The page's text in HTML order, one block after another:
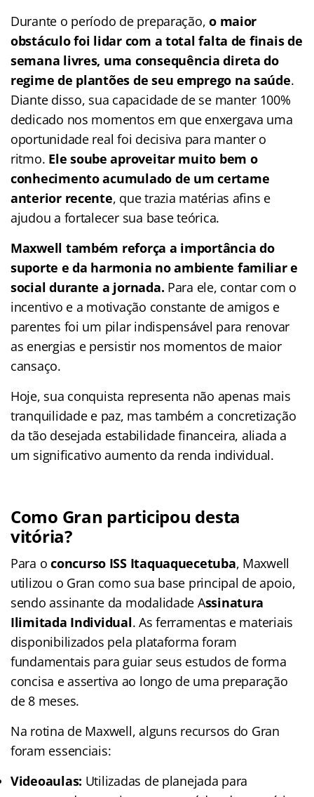
Durante o período de preparação,o maior
obstáculo foi lidar com a total falta de finais de
semana livres, uma consequência direta do
regime de plantões de seu emprego na saúde.
Diante disso, sua capacidade de se manter 100%
dedicado nos momentos em que enxergava uma
oportunidade real foi decisiva para manter o
ritmo. Ele soube aproveitar muito bem o
conhecimento acumulado de um certame
anterior recente, que trazia matérias afins e
ajudou a fortalecer sua base teórica.
Maxwell também reforça a importância do
suporte e da harmonia no ambiente familiar e
social durante a jornada. Para ele, contar com o
incentivo e a motivação constante de amigos e
parentes foi um pilar indispensável para renovar
as energias e persistir nos momentos de maior
cansaço.
Hoje, sua conquista representa não apenas mais
tranquilidade e paz, mas também a concretização
da tão desejada estabilidade financeira, aliada a
um significativo aumento da renda individual.
Como Gran participou desta
vitória?
Para oconcurso ISS Itaquaquecetuba, Maxwell
utilizou o Gran como sua base principal de apoio,
sendo assinante da modalidade Assinatura
Ilimitada Individual. As ferramentas e materiais
disponibilizados pela plataforma foram
fundamentais para guiar seus estudos de forma
concisa e assertiva ao longo de uma preparação
de 8 meses.
Na rotina de Maxwell, alguns recursos do Gran
foram essenciais:
Videoaulas: Utilizadas de planejada para